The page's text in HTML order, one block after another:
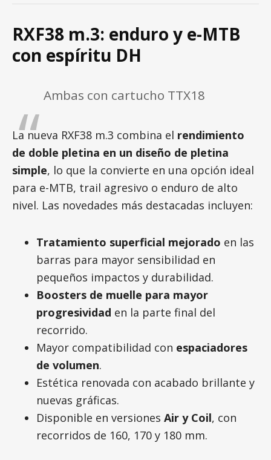
RXF38 m.3: enduro y e-MTB
con espíritu DH
Ambas con cartucho TTX18
La nueva RXF38 m.3 combina el rendimiento
de doble pletina en un diseño de pletina
simple, lo que la convierte en una opción ideal
para e-MTB, trail agresivo o enduro de alto
nivel. Las novedades más destacadas incluyen:
Tratamiento superficial mejorado en las
barras para mayor sensibilidad en
pequeños impactos y durabilidad.
Boosters de muelle para mayor
progresividad en la parte final del
recorrido.
Mayor compatibilidad con espaciadores
de volumen.
Estética renovada con acabado brillante y
nuevas gráficas.
Disponible en versiones Air y Coil, con
recorridos de 160, 170 y 180 mm.